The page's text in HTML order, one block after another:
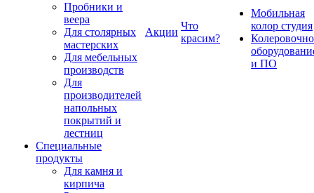
Пробники и
веера
Для столярных
мастерских
Для мебельных
производств
Для
производителей
напольных
покрытий и
лестниц
Специальные
продукты
Для камня и
кирпича
Акции
Что
красим?
Мобильная
колор студия
и ПО